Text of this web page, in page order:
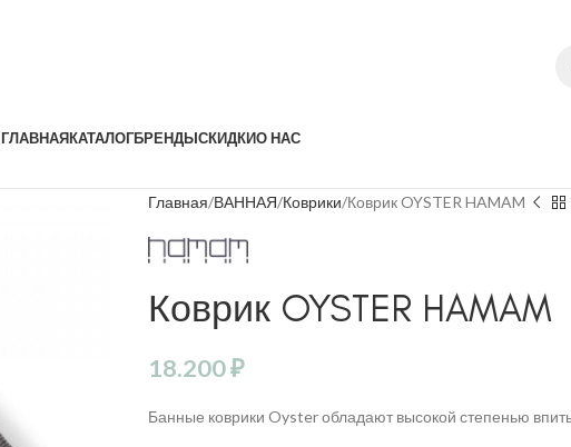
ГЛАВНАЯКАТАЛОГБРЕНДЫСКИДКИО НАС
Главная ВАННАЯ Коврики Коврик OYSTER HAMAM
Коврик OYSTER HAMAM
18.200₽
Банные коврики Oyster обладают высокой степенью